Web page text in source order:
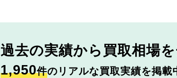
過去の実績から 買取相場
1,950件のリアルな買取実績を掲載